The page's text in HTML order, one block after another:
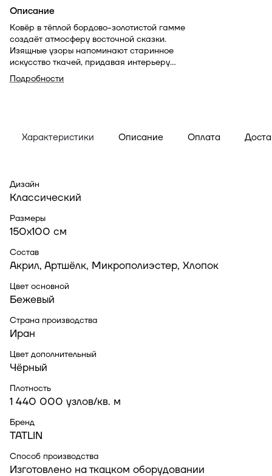
Описание
Ковёр в тёплой бордово-золотистой гамме
создаёт атмосферу восточной сказки.
Изящные узоры напоминают старинное
искусство ткачей, придавая интерьеру
торжественность и уют.
Подробности
Характеристики Описание Оплата
Дизайн
Классический
Размеры
150x100 см
Состав
Акрил, Артшёлк, Микрополиэстер, Хлопок
Цвет основной
Бежевый
Страна производства
Иран
Цвет дополнительный
Чёрный
Плотность
1 440 000 узлов/кв. м
Бренд
TATLIN
Способ производства
Изготовлено на ткацком оборудовании